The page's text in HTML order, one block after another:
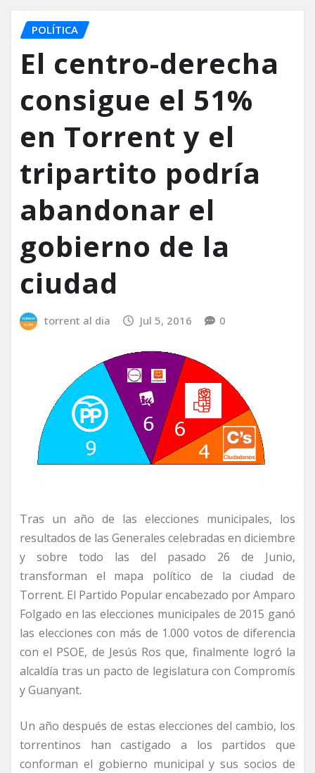
POLÍTICA
El centro-derecha
consigue el 51%
en Torrent y el
tripartito podría
abandonar el
gobierno de la
ciudad
torrent al dia Jul 5, 2016 0
Tras un año de las elecciones municipales, los
resultados de las Generales celebradas en diciembre
y sobre todo las del pasado 26 de Junio,
transforman el mapa político de la ciudad de
Torrent. El Partido Popular encabezado por Amparo
Folgado en las elecciones municipales de 2015 ganó
las elecciones con más de 1.000 votos de diferencia
con el PSOE, de Jesús Ros que, finalmente logró la
alcaldía tras un pacto de legislatura con Compromís
y Guanyant.
Un año después de estas elecciones del cambio, los
torrentinos han castigado a los partidos que
conforman el gobierno municipal y sus socios de